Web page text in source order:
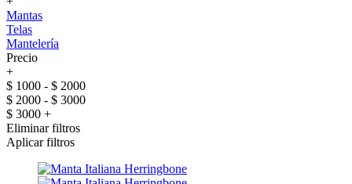
Mantas
Telas
Mantelería
Precio
+
$ 1000 - $ 2000
$ 2000 - $ 3000
$ 3000 +
Eliminar filtros
Aplicar filtros